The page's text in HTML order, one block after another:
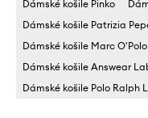
Dámské košile Pinko
Dámské košile Patrizia
Dámské košile Marc O'Polo
Dámské košile Answear
Dámské košile Polo Ralph